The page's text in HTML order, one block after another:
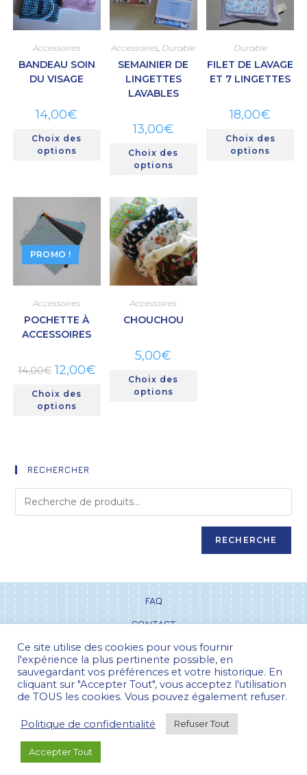
Pour la France métropolitaine, les frais
d'envois sont offerts dès 25 euros d'achats...
Ignorer
Accessoires
BANDEAU SOIN
DU VISAGE
14,00€
Choix des
options
Accessoires Durable
SEMAINIER DE
LINGETTES
LAVABLES
13,00€
Choix des
options
Durable
FILET DE LAVAGE
ET 7 LINGETTES
18,00€
Choix des
options
PROMO !
Accessoires
POCHETTE À
ACCESSOIRES
14,00€ 12,00€
Choix des
options
Accessoires
CHOUCHOU
5,00€
Choix des
options
RECHERCHER
RECHERCHE
FAQ
CONTACT
CGV
POLITIQUE DE CONFIDENTIALITÉ
Paiement 100% sécurisé
Ce site utilise des cookies pour vous fournir
l'expérience la plus pertinente possible, en
sauvegardant vos préférences et votre historique. En
cliquant sur "Accepter Tout", vous acceptez l'utilisation
de TOUS les cookies. Vous pouvez également refuser.
Politique de confidentialité Refuser Tout
Accepter Tout